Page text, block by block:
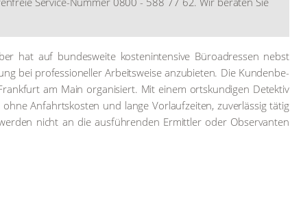
hat auf bun­des­wei­te kos­ten­in­ten­si­ve Büro­adres­sen nebst
bei pro­fes­sio­nel­ler Arbeits­wei­se anzu­bie­ten. Die Kun­den­be­
am Main orga­ni­siert. Mit einem orts­kun­di­gen Detek­tiv
Anfahrts­kos­ten und lan­ge Vor­lauf­zei­ten, zuver­läs­sig tätig
nicht an die aus­füh­ren­den Ermitt­ler oder Obser­van­ten